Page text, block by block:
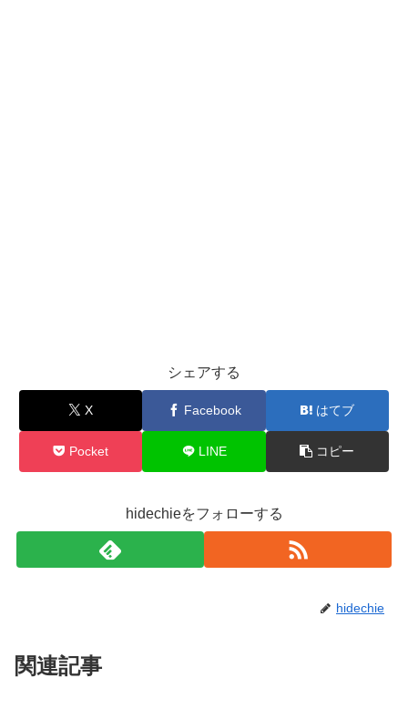
シェアする
X Facebook はてブ
Pocket LINE コピー
hidechieをフォローする
hidechie
関連記事